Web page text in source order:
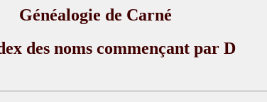
Généalogie de Carné
des noms commençant par D